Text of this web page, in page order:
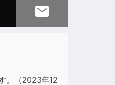
。（2023年12